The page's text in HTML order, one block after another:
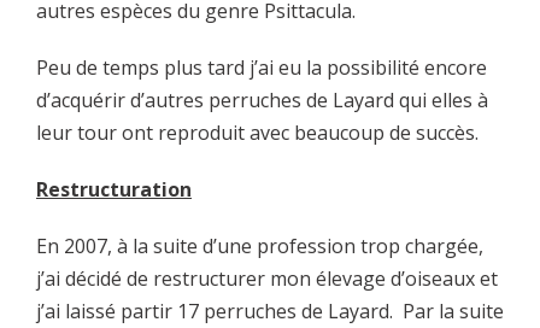
autres espèces du genre Psittacula.
Peu de temps plus tard j’ai eu la possibilité encore
d’acquérir d’autres perruches de Layard qui elles à
leur tour ont reproduit avec beaucoup de succès.
Restructuration
En 2007, à la suite d’une profession trop chargée,
j’ai décidé de restructurer mon élevage d’oiseaux et
j’ai laissé partir 17 perruches de Layard. Par la suite